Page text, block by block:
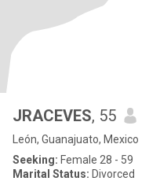
JRACEVES, 55
León, Guanajuato, Mexico
Seeking: Female 28 - 59
Marital Status: Divorced